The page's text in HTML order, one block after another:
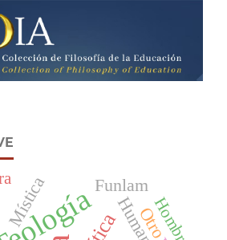
Funlam
Mística OtroHombre